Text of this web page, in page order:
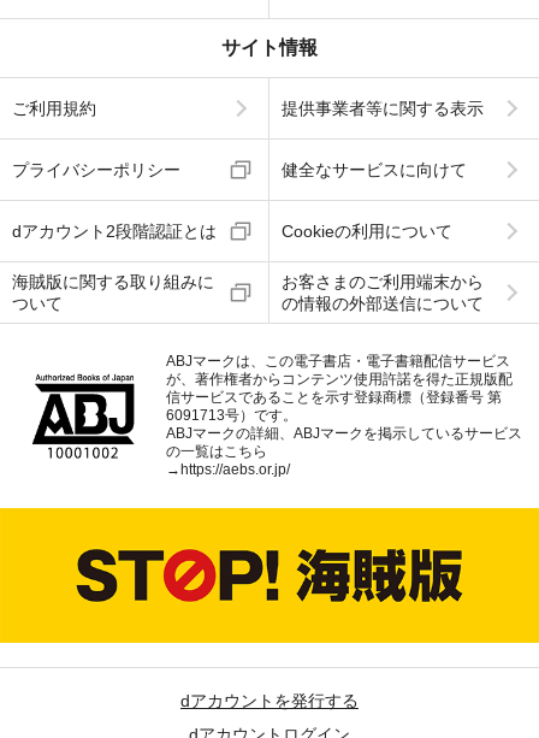
サイト情報
ご利用規約 提供事業者等に関する表示
プライバシーポリシー 健全なサービスに向けて
dアカウント2段階認証とは Cookieの利用について
海賊版に関する取り組みに
ついて
お客さまのご利用端末から
の情報の外部送信について
ABJマークは、この電子書店・電子書籍配信サービス
が、著作権者からコンテンツ使用許諾を得た正規版配
信サービスであることを示す登録商標（登録番号 第
6091713号）です。
ABJマークの詳細、ABJマークを掲示しているサービス
の一覧はこちら
→ https://aebs.or.jp/
dアカウントを発行する